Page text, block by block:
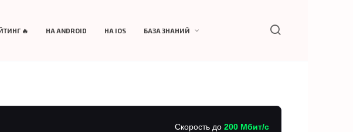
🔥 НА ANDROID НА IOS БАЗА ЗНАНИЙ
Скорость до 200 Мбит/с